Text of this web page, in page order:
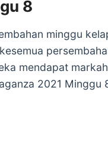
8
minggu
mendapat
2021 Minggu